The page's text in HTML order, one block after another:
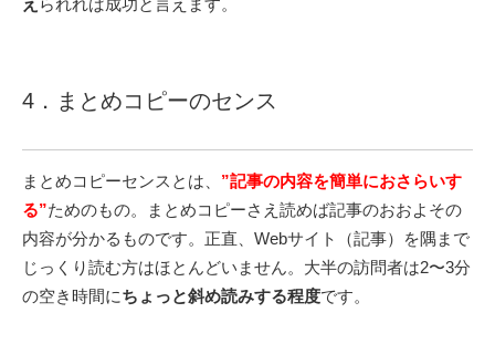
え られれば成功と言えます。
4．まとめコピーのセンス
まとめコピーセンスとは、 ”記事の内容を簡単におさらいす
る”ためのもの。まとめコピーさえ読めば記事のおおよその
内容が分かるものです。正直、Webサイト（記事）を隅まで
じっくり読む方はほとんどいません。大半の訪問者は2〜3分
の空き時間にちょっと斜め読みする程度です。